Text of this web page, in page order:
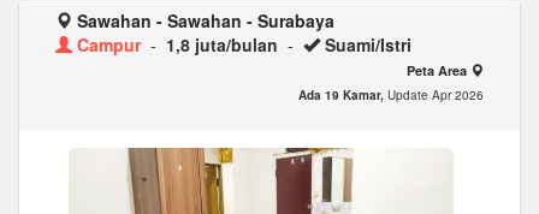
Sawahan - Sawahan - Surabaya
Campur- 1,8 juta/bulan - Suami/Istri
Peta Area
Ada 19 Kamar, Update Apr 2026